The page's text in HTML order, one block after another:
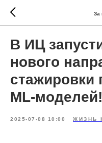
За
В ИЦ
нового
стажировки
ML-моделей!
2025-07-08 10:00 ЖИЗНЬ